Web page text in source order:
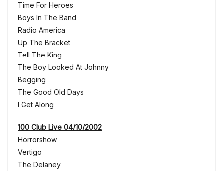
Time For Heroes
Boys In The Band
Radio America
Up The Bracket
Tell The King
The Boy Looked At Johnny
Begging
The Good Old Days
I Get Along
100 Club Live 04/10/2002
Horrorshow
Vertigo
The Delaney